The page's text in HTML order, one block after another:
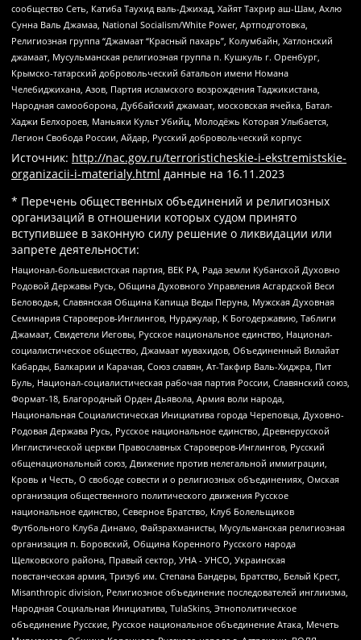
сообщество Сеть, Катиба Таухид валь-Джихад, Хайят Тахрир аш-Шам, Ахлю
Сунна Валь Джамаа, National Socialism/White Power, Артподготовка,
Религиозная группа “Джамаат “Красный пахарь”, Колумбайн, Хатлонский
джамаат, Мусульманская религиозная группа п. Кушкуль г. Оренбург,
Крымско-татарский добровольческий батальон имени Номана
Челебиджихана, Азов, Партия исламского возрождения Таджикистана,
Народная самооборона, Дуббайский джамаат, московская ячейка, Батал-
Хаджи Белхороев, Маньяки Культ Убийц, Молодёжь Которая Улыбается,
Легион Свобода России, Айдар, Русский добровольческий корпус
Источник: http://nac.gov.ru/terroristicheskie-i-ekstremistskie-
organizacii-i-materialy.html данные на 16.11.2023
* Перечень общественных объединений и религиозных
организаций в отношении которых судом принято
вступившее в законную силу решение о ликвидации или
запрете деятельности:
Национал-большевистская партия, ВЕК РА, Рада земли Кубанской Духовно
Родовой Державы Русь, Община Духовного Управления Асгардской Веси
Беловодья, Славянская Община Капища Веды Перуна, Мужская Духовная
Семинария Староверов-Инглингов, Нурджулар, К Богодержавию, Таблиги
Джамаат, Свидетели Иеговы, Русское национальное единство, Национал-
социалистическое общество, Джамаат мувахидов, Объединенный Вилайат
Кабарды, Балкарии и Карачая, Союз славян, Ат-Такфир Валь-Хиджра, Пит
Буль, Национал-социалистическая рабочая партия России, Славянский союз,
Формат-18, Благородный Орден Дьявола, Армия воли народа,
Национальная Социалистическая Инициатива города Череповца, Духовно-
Родовая Держава Русь, Русское национальное единство, Древнерусской
Инглистической церкви Православных Староверов-Инглингов, Русский
общенациональный союз, Движение против нелегальной иммиграции,
Кровь и Честь, О свободе совести и о религиозных объединениях, Омская
организация общественного политического движения Русское
национальное единство, Северное Братство, Клуб Болельщиков
Футбольного Клуба Динамо, Файзрахманисты, Мусульманская религиозная
организация п. Боровский, Община Коренного Русского народа
Щелковского района, Правый сектор, УНА - УНСО, Украинская
повстанческая армия, Тризуб им. Степана Бандеры, Братство, Белый Крест,
Misanthropic division, Религиозное объединение последователей инглиизма,
Народная Социальная Инициатива, TulaSkins, Этнополитическое
объединение Русские, Русское национальное объединение Атака, Мечеть